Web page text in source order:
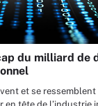
du milliard de
et se ressemblent